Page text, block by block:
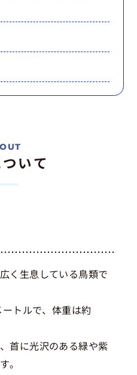
いて
く生息している鳥類で
トルで、体重は約
首に光沢のある緑や紫
。